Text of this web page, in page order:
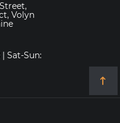
Volyn
| Sat-Sun: